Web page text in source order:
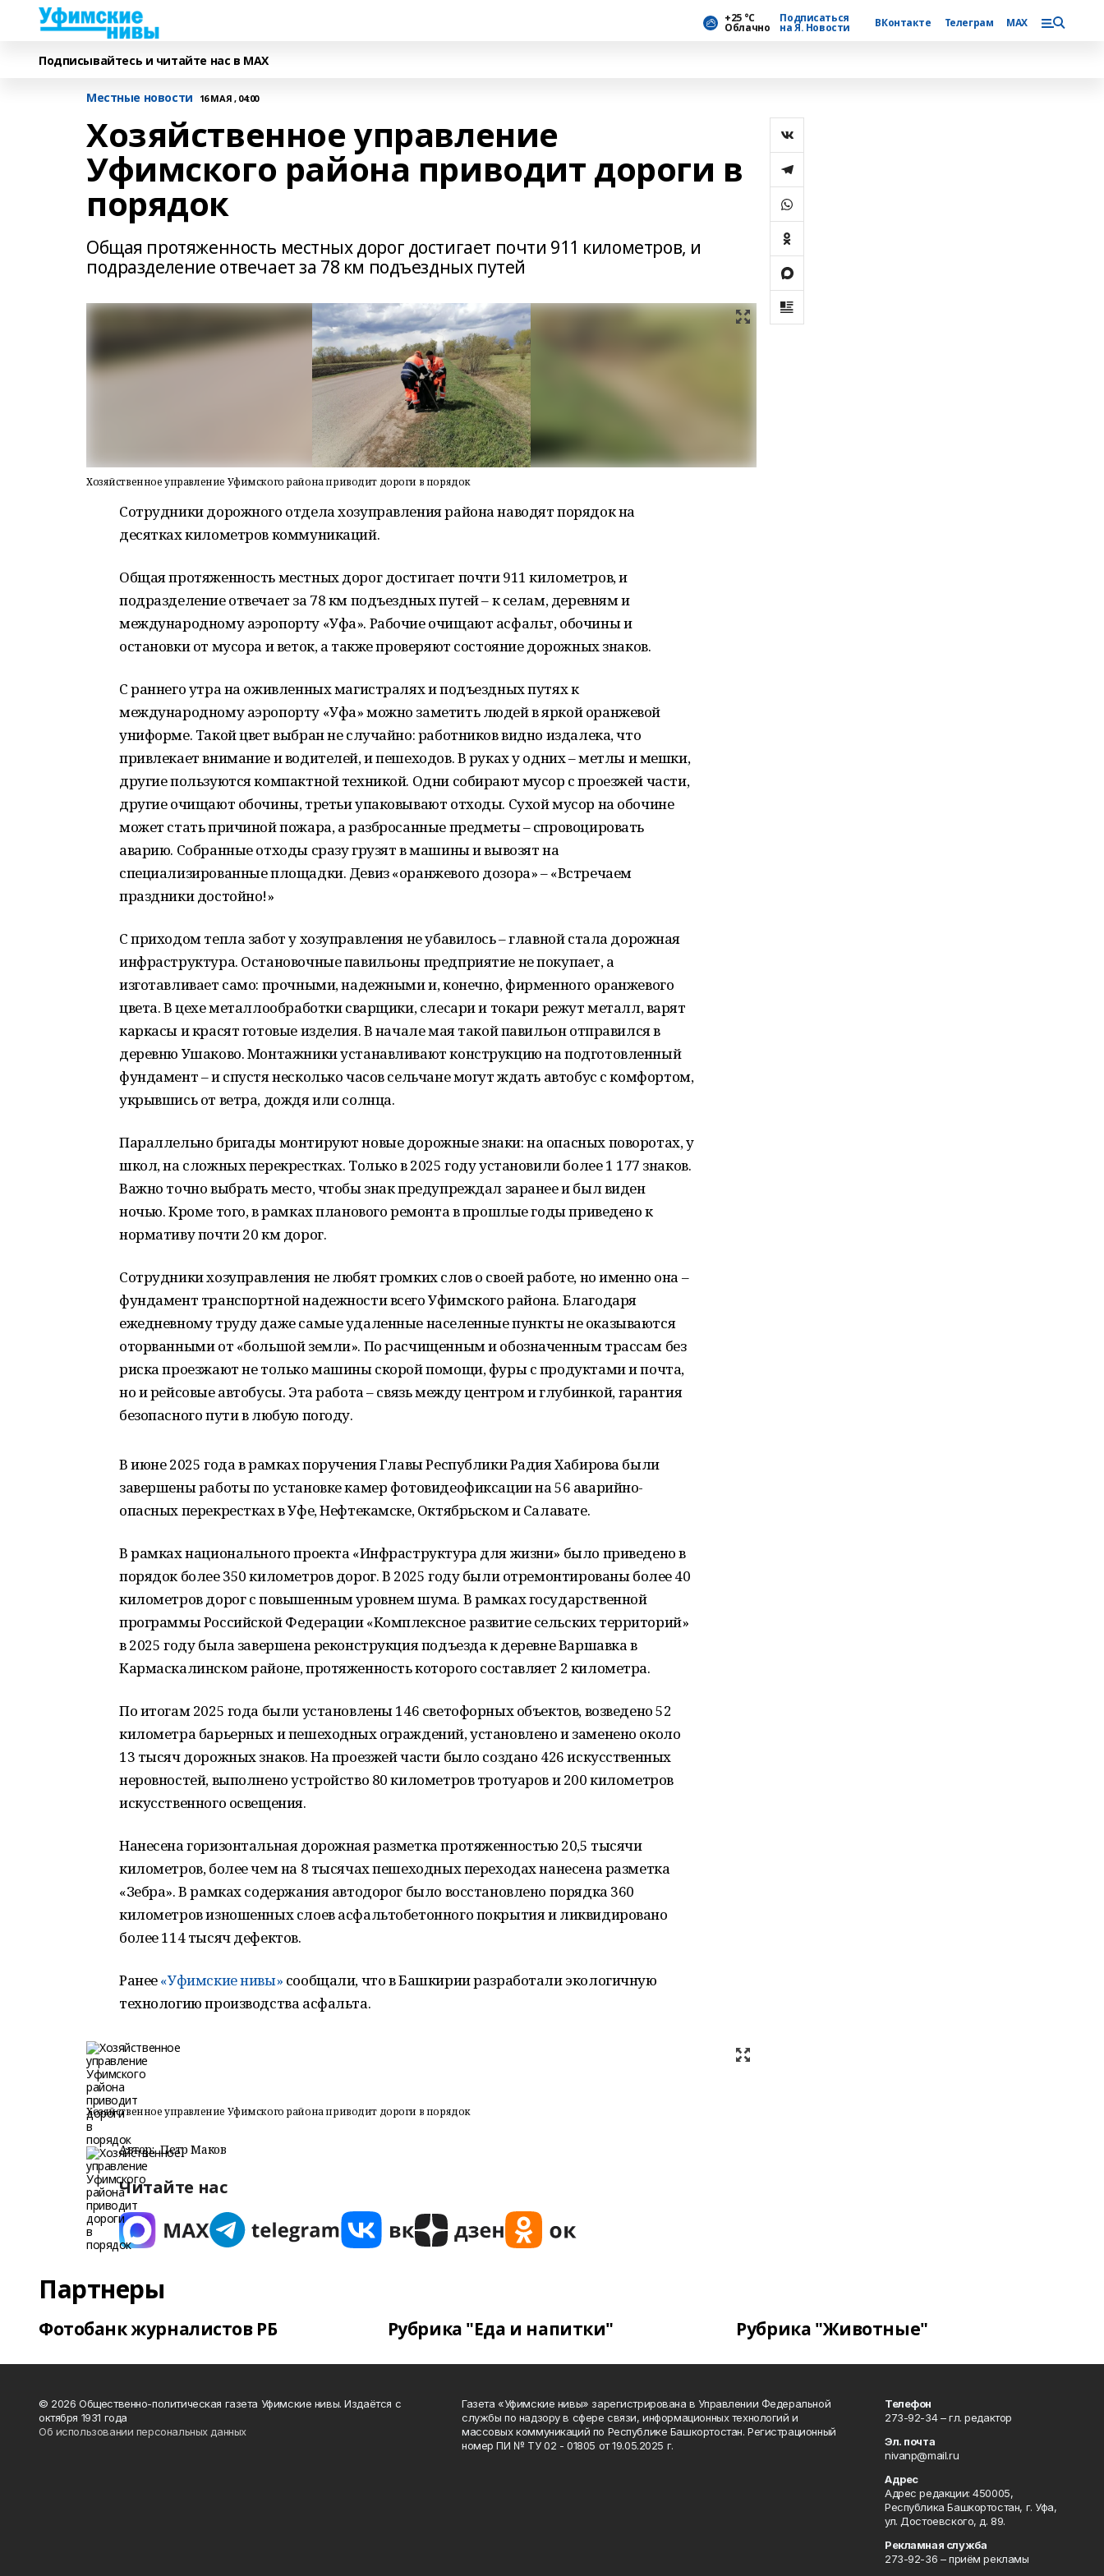
+25 °С
Облачно
Подписаться
на Я. Новости ВКонтакте Телеграм MAX
Подписывайтесь и читайте нас в MAX
Местные новости 16 МАЯ , 04:00
Хозяйственное управление
Уфимского района приводит дороги в
порядок
Общая протяженность местных дорог достигает почти 911 километров, и
подразделение отвечает за 78 км подъездных путей
Хозяйственное управление Уфимского района приводит дороги в порядок
Сотрудники дорожного отдела хозуправления района наводят порядок на
десятках километров коммуникаций.
Общая протяженность местных дорог достигает почти 911 километров, и
подразделение отвечает за 78 км подъездных путей – к селам, деревням и
международному аэропорту «Уфа». Рабочие очищают асфальт, обочины и
остановки от мусора и веток, а также проверяют состояние дорожных знаков.
С раннего утра на оживленных магистралях и подъездных путях к
международному аэропорту «Уфа» можно заметить людей в яркой оранжевой
униформе. Такой цвет выбран не случайно: работников видно издалека, что
привлекает внимание и водителей, и пешеходов. В руках у одних – метлы и мешки,
другие пользуются компактной техникой. Одни собирают мусор с проезжей части,
другие очищают обочины, третьи упаковывают отходы. Сухой мусор на обочине
может стать причиной пожара, а разбросанные предметы – спровоцировать
аварию. Собранные отходы сразу грузят в машины и вывозят на
специализированные площадки. Девиз «оранжевого дозора» – «Встречаем
праздники достойно!»
С приходом тепла забот у хозуправления не убавилось – главной стала дорожная
инфраструктура. Остановочные павильоны предприятие не покупает, а
изготавливает само: прочными, надежными и, конечно, фирменного оранжевого
цвета. В цехе металлообработки сварщики, слесари и токари режут металл, варят
каркасы и красят готовые изделия. В начале мая такой павильон отправился в
деревню Ушаково. Монтажники устанавливают конструкцию на подготовленный
фундамент – и спустя несколько часов сельчане могут ждать автобус с комфортом,
укрывшись от ветра, дождя или солнца.
Параллельно бригады монтируют новые дорожные знаки: на опасных поворотах, у
школ, на сложных перекрестках. Только в 2025 году установили более 1 177 знаков.
Важно точно выбрать место, чтобы знак предупреждал заранее и был виден
ночью. Кроме того, в рамках планового ремонта в прошлые годы приведено к
нормативу почти 20 км дорог.
Сотрудники хозуправления не любят громких слов о своей работе, но именно она –
фундамент транспортной надежности всего Уфимского района. Благодаря
ежедневному труду даже самые удаленные населенные пункты не оказываются
оторванными от «большой земли». По расчищенным и обозначенным трассам без
риска проезжают не только машины скорой помощи, фуры с продуктами и почта,
но и рейсовые автобусы. Эта работа – связь между центром и глубинкой, гарантия
безопасного пути в любую погоду.
В июне 2025 года в рамках поручения Главы Республики Радия Хабирова были
завершены работы по установке камер фотовидеофиксации на 56 аварийно-
опасных перекрестках в Уфе, Нефтекамске, Октябрьском и Салавате.
В рамках национального проекта «Инфраструктура для жизни» было приведено в
порядок более 350 километров дорог. В 2025 году были отремонтированы более 40
километров дорог с повышенным уровнем шума. В рамках государственной
программы Российской Федерации «Комплексное развитие сельских территорий»
в 2025 году была завершена реконструкция подъезда к деревне Варшавка в
Кармаскалинском районе, протяженность которого составляет 2 километра.
По итогам 2025 года были установлены 146 светофорных объектов, возведено 52
километра барьерных и пешеходных ограждений, установлено и заменено около
13 тысяч дорожных знаков. На проезжей части было создано 426 искусственных
неровностей, выполнено устройство 80 километров тротуаров и 200 километров
искусственного освещения.
Нанесена горизонтальная дорожная разметка протяженностью 20,5 тысячи
километров, более чем на 8 тысячах пешеходных переходах нанесена разметка
«Зебра». В рамках содержания автодорог было восстановлено порядка 360
километров изношенных слоев асфальтобетонного покрытия и ликвидировано
более 114 тысяч дефектов.
Ранее«Уфимские нивы» сообщали, что в Башкирии разработали экологичную
технологию производства асфальта.
Хозяйственное управление Уфимского района приводит дороги в порядок
Автор: Петр Маков
Читайте нас
Партнеры
Фотобанк журналистов РБ Рубрика "Еда и напитки" Рубрика "Животные"
© 2026 Общественно-политическая газета Уфимские нивы. Издаётся с
октября 1931 года
Об использовании персональных данных
Газета «Уфимские нивы» зарегистрирована в Управлении Федеральной
службы по надзору в сфере связи, информационных технологий и
массовых коммуникаций по Республике Башкортостан. Регистрационный
номер ПИ № ТУ 02 - 01805 от 19.05.2025 г.
Телефон
273-92-34 – гл. редактор
Эл. почта
nivanp@mail.ru
Адрес
Адрес редакции: 450005,
Республика Башкортостан, г. Уфа,
ул. Достоевского, д. 89.
Рекламная служба
273-92-36 – приём рекламы